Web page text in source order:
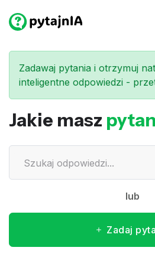
Zadawaj pytania i otrzymuj
inteligentne odpowiedzi -
Jakie masz
lub
Zadaj